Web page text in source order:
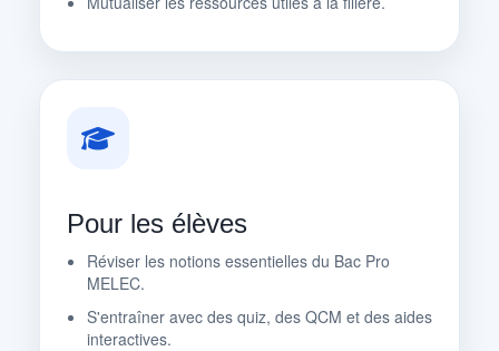
Pour les élèves
Réviser les notions essentielles du Bac Pro
MELEC.
S'entraîner avec des quiz, des QCM et des aides
interactives.